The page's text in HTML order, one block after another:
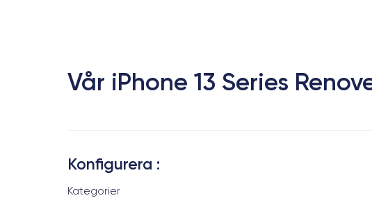
Vår iPhone 13 Series
Konfigurera :
Kategorier